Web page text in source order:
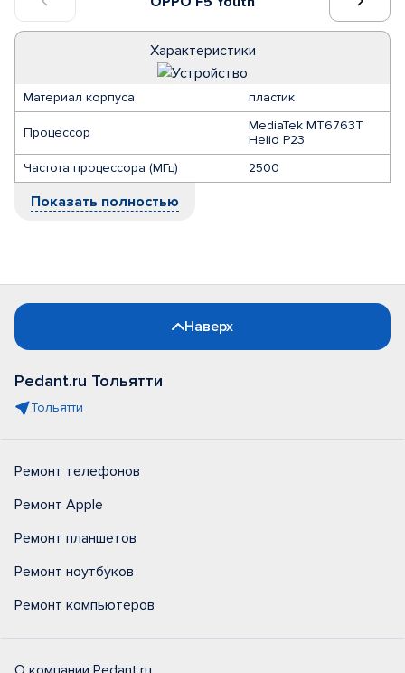
Характеристики
Материал корпуса пластик
Процессор
MediaTek MT6763T
Helio P23
Частота процессора (МГц)
2500
Показать полностью
Наверх
Pedant.ru Тольятти
Тольятти
Ремонт телефонов
Ремонт Apple
Ремонт планшетов
Ремонт ноутбуков
Ремонт компьютеров